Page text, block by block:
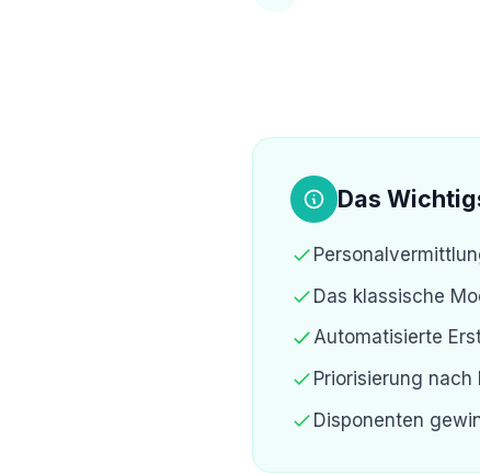
Das
Das klassische
Automatisierte
Priorisierung
Disponenten